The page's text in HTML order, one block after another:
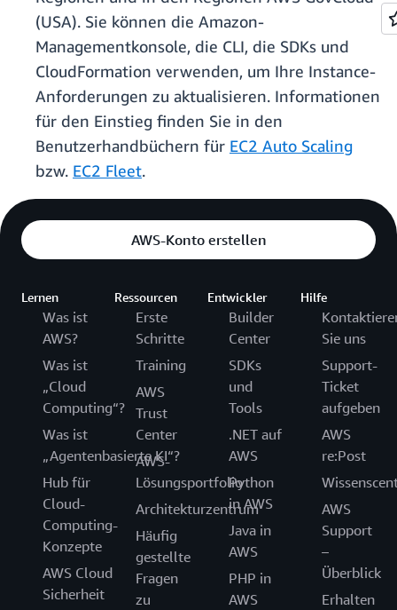
(USA). Sie können die Amazon-
Managementkonsole, die CLI, die SDKs und
CloudFormation verwenden, um Ihre Instance-
Anforderungen zu aktualisieren. Informationen
für den Einstieg finden Sie in den
Benutzerhandbüchern für EC2 Auto Scaling
bzw. EC2 Fleet.
AWS-Konto erstellen
Lernen
Was ist
AWS?
Was ist
„Cloud
Computing“?
Was ist
„Agentenbasierte KI“?
Hub für
Cloud-
Computing-
Konzepte
AWS Cloud
Sicherheit
Ressourcen
Erste
Schritte
Training
AWS
Trust
Center
AWS-
Lösungsportfolio
Architekturzentrum
Häufig
gestellte
Fragen
zu
Entwickler
Builder
Center
SDKs
und
Tools
.NET auf
AWS
Python
in AWS
Java in
AWS
PHP in
AWS
Hilfe
Sie uns
Support-
Ticket
aufgeben
AWS
re:Post
AWS
Support
–
Überblick
Erhalten